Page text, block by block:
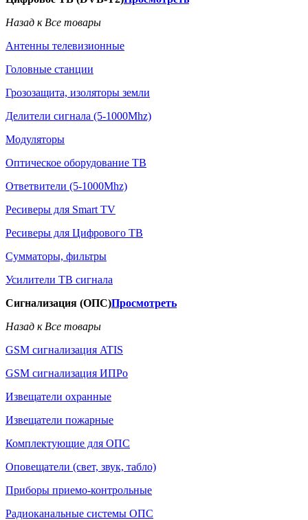
Назад к Все товары
Антенны телевизионные
Головные станции
Грозозащита, изоляторы земли
Делители сигнала (5-1000Mhz)
Модуляторы
Оптическое оборудование ТВ
Ответвители (5-1000Mhz)
Ресиверы для Smart TV
Ресиверы для Цифрового ТВ
Сумматоры, фильтры
Усилители ТВ сигнала
Сигнализация (ОПС)Просмотреть
Назад к Все товары
GSM сигнализация ATIS
GSM сигнализация ИПРо
Извещатели охранные
Извещатели пожарные
Комплектующие для ОПС
Оповещатели (свет, звук, табло)
Приборы приемо-контрольные
Радиоканальные системы ОПС